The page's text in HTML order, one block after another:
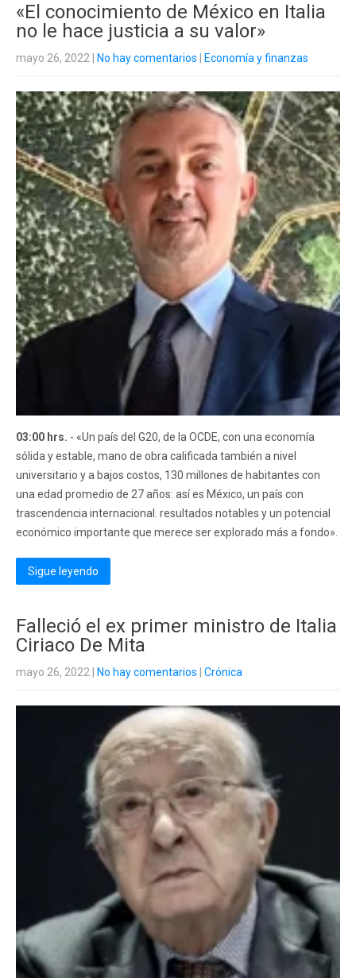
«El conocimiento de México en Italia
no le hace justicia a su valor»
mayo 26, 2022 No hay comentarios Economía y finanzas
03:00 hrs. - «Un país del G20, de la OCDE, con una economía
sólida y estable, mano de obra calificada también a nivel
universitario y a bajos costos, 130 millones de habitantes con
una edad promedio de 27 años: así es México, un país con
trascendencia internacional. resultados notables y un potencial
económico importante que merece ser explorado más a fondo».
Sigue leyendo
Falleció el ex primer ministro de Italia
Ciriaco De Mita
mayo 26, 2022 No hay comentarios Crónica